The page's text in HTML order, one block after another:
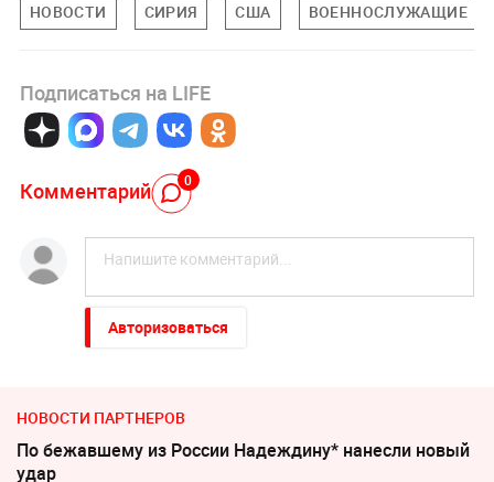
НОВОСТИ СИРИЯ США ВОЕННОСЛУЖАЩИЕ
Подписаться на LIFE
Комментарий 0
Авторизоваться
НОВОСТИ ПАРТНЕРОВ
По бежавшему из России Надеждину* нанесли новый
удар